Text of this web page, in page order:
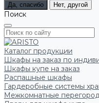
Да, спасибо Нет, другой
Поиск
Каталог продукции
Шкафы на заказ по
Шкафы купе на заказ
Распашные шкафы
Гардеробные системы
Межкомнатные